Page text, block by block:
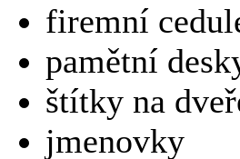
firemní
pamětní
štítky na
jmenovky